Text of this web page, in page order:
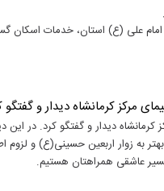
علی (ع) استان، خدمات اسکان
مرکز کرمانشاه دیدار و گفتگو
دیدار و گفتگو کرد. در این
به زوار اربعین حسینی(ع) و
عاشقی همراهتان هستیم.
الله علیها مستند بلند -